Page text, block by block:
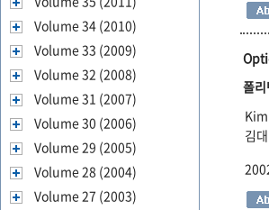
Volume 34 (2010)
Volume 33 (2009)
Volume 32 (2008)
Volume 31 (2007)
Volume 30 (2006)
Volume 29 (2005)
Volume 28 (2004)
Volume 27 (2003)
폴
김